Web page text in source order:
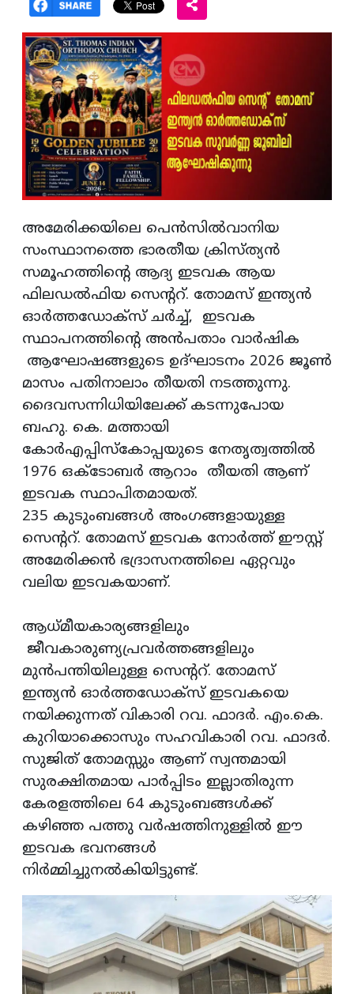
അമേരിക്കയിലെ പെന്‍സില്‍വാനിയ
സംസ്ഥാനത്തെ ഭാരതീയ ക്രിസ്ത്യന്‍
സമൂഹത്തിന്റെ ആദ്യ ഇടവക ആയ
ഫിലഡല്‍ഫിയ സെന്ററ്. തോമസ്‌ ഇന്ത്യന്‍
ഓര്‍ത്തഡോക്‍സ്‌ ചര്‍ച്ച്, ഇടവക
സ്ഥാപനത്തിന്റെ അന്‍പതാം വാര്‍ഷിക
ആഘോഷങ്ങളുടെ ഉദ്ഘാടനം 2026 ജൂണ്‍
മാസം പതിനാലാം തീയതി നടത്തുന്നു.
ദൈവസന്നിധിയിലേക്ക് കടന്നുപോയ
ബഹു. കെ. മത്തായി
കോര്‍എപ്പിസ്കോപ്പയുടെ നേതൃത്വത്തില്‍
1976 ഒക്ടോബര്‍ ആറാം തീയതി ആണ്
ഇടവക സ്ഥാപിതമായത്.
235 കുടുംബങ്ങള്‍ അംഗങ്ങളായുള്ള
സെന്ററ്. തോമസ്‌ ഇടവക നോര്‍ത്ത് ഈസ്റ്റ്‌
അമേരിക്കന്‍ ഭദ്രാസനത്തിലെ ഏറ്റവും
വലിയ ഇടവകയാണ്.
ആധ്മീയകാര്യങ്ങളിലും
ജീവകാരുണ്യപ്രവര്‍ത്തങ്ങളിലും
മുന്‍പന്തിയിലുള്ള സെന്ററ്. തോമസ്‌
ഇന്ത്യന്‍ ഓര്‍ത്തഡോക്‍സ്‌ ഇടവകയെ
നയിക്കുന്നത് വികാരി റവ. ഫാദര്‍. എം.കെ.
കുറിയാക്കൊസും സഹവികാരി റവ. ഫാദര്‍.
സുജിത് തോമസ്സും ആണ് സ്വന്തമായി
സുരക്ഷിതമായ പാര്‍പ്പിടം ഇല്ലാതിരുന്ന
കേരളത്തിലെ 64 കുടുംബങ്ങള്‍ക്ക്
കഴിഞ്ഞ പത്തു വര്‍ഷത്തിനുള്ളില്‍ ഈ
ഇടവക ഭവനങ്ങള്‍
നിര്‍മ്മിച്ചുനല്‍കിയിട്ടുണ്ട്.